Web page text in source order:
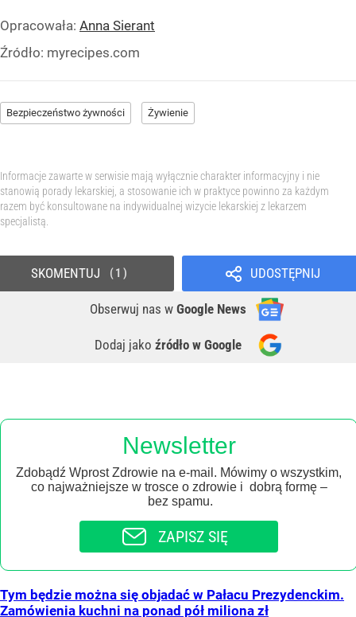
Opracowała: Anna Sierant
Źródło: myrecipes.com
Bezpieczeństwo żywności Żywienie
Informacje zawarte w serwisie mają wyłącznie charakter informacyjny i nie
stanowią porady lekarskiej, a stosowanie ich w praktyce powinno za każdym
razem być konsultowane na indywidualnej wizycie lekarskiej z lekarzem
specjalistą.
UDOSTĘPNIJ
Obserwuj nas w Google News
Dodaj jako źródło w Google
SKOMENTUJ 1
Newsletter
Zdobądź Wprost Zdrowie na e-mail. Mówimy o wszystkim,
co najważniejsze w trosce o zdrowie i dobrą formę –
bez spamu.
ZAPISZ SIĘ
Tym będzie można się objadać w Pałacu Prezydenckim.
Zamówienia kuchni na ponad pół miliona zł